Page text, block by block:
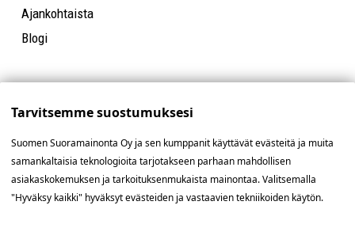
Ajankohtaista
Blogi
Tarvitsemme suostumuksesi
Suomen Suoramainonta Oy ja sen kumppanit käyttävät evästeitä ja muita
samankaltaisia teknologioita tarjotakseen parhaan mahdollisen
asiakaskokemuksen ja tarkoituksenmukaista mainontaa. Valitsemalla
"Hyväksy kaikki" hyväksyt evästeiden ja vastaavien tekniikoiden käytön.